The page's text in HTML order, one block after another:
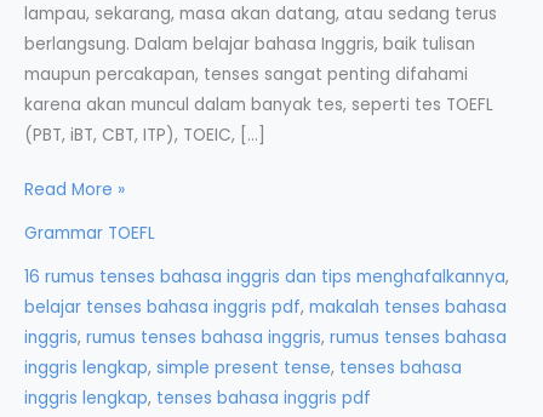
lampau, sekarang, masa akan datang, atau sedang terus
berlangsung. Dalam belajar bahasa Inggris, baik tulisan
maupun percakapan, tenses sangat penting difahami
karena akan muncul dalam banyak tes, seperti tes TOEFL
(PBT, iBT, CBT, ITP), TOEIC, […]
Tenses:
Kerja
Berdasarkan
Waktu
Read More »
Grammar TOEFL
16 rumus tenses bahasa inggris dan tips menghafalkannya,
belajar tenses bahasa inggris pdf, makalah tenses bahasa
inggris, rumus tenses bahasa inggris, rumus tenses bahasa
inggris lengkap, simple present tense, tenses bahasa
inggris lengkap, tenses bahasa inggris pdf